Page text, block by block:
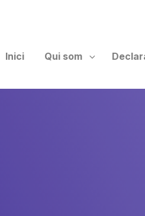
Inici Qui som